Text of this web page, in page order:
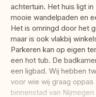
achtertuin. Het huis ligt
mooie wandelpaden en
Het is omringd door het
maar is ook vlakbij
Parkeren kan op eigen
een hot tub. De
een ligbad. Wij hebben
voor wie wij graag oppas
binnenstad van